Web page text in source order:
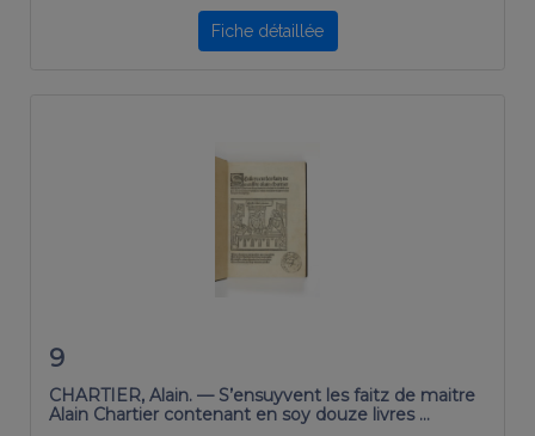
Fiche détaillée
9
CHARTIER, Alain. — S’ensuyvent les faitz de maitre
Alain Chartier contenant en soy douze livres …